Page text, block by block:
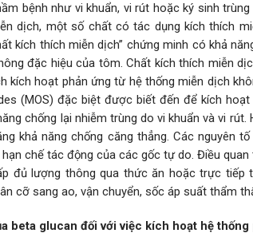
bệnh như vi khuẩn, vi rút hoặc ký sinh
dịch, một số chất có tác dụng kích thích
kích thích miễn dịch” chứng minh có khả
đặc hiệu của tôm. Chất kích thích miễn
kích hoạt phản ứng từ hệ thống miễn dịch
(MOS) đặc biệt được biết đến để kích
chống lại nhiễm trùng do vi khuẩn và vi
khả năng chống căng thẳng. Các nguyên
chế tác động của các gốc tự do. Điều
đủ lượng thông qua thức ăn hoặc trực tiếp
cỡ sang ao, vận chuyển, sốc áp suất thẩm
beta glucan đối với việc kích hoạt hệ